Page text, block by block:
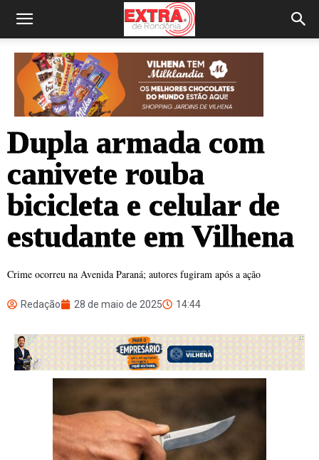
Dupla armada com
canivete rouba
bicicleta e celular de
estudante em Vilhena
Crime ocorreu na Avenida Paraná; autores fugiram após a ação
Redação 28 de maio de 2025 14:44